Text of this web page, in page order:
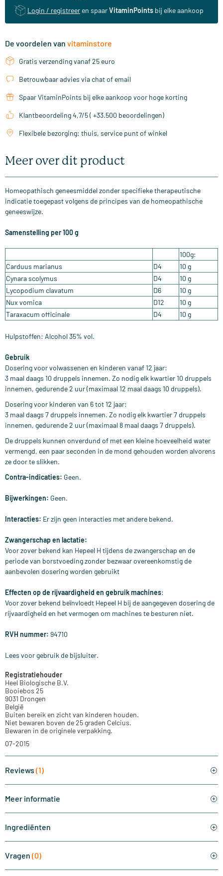
Login / registreer en spaarVitaminPoints bij elke aankoop
De voordelen van vitaminstore
Gratis verzending vanaf 25 euro
Betrouwbaar advies via chat of email
Spaar VitaminPoints bij elke aankoop voor hoge korting
Klantbeoordeling 4,7/5 ( +33.500 beoordelingen)
Flexibele bezorging: thuis, service punt of winkel
Meer over dit product
Homeopathisch geneesmiddel zonder specifieke therapeutische
indicatie toegepast volgens de principes van de homeopathische
geneeswijze.
Samenstelling per 100 g
100g:
Carduus marianus
D4
10 g
Cynara scolymus
D4
10 g
Lycopodium clavatum
D6
10 g
Nux vomica
D12
10 g
Taraxacum officinale
D4 10 g
Hulpstoffen: Alcohol 35% vol.
Gebruik
Dosering voor volwassenen en kinderen vanaf 12 jaar:
3 maal daags 10 druppels innemen. Zo nodig elk kwartier 10 druppels
innemen, gedurende 2 uur (maximaal 12 maal daags 10 druppels).
Dosering voor kinderen van 6 tot 12 jaar:
3 maal daags 7 druppels innemen. Zo nodig elk kwartier 7 druppels
innemen, gedurende 2 uur (maximaal 8 maal daags 7 druppels).
De druppels kunnen onverdund of met een kleine hoeveelheid water
vermengd, een paar seconden in de mond gehouden worden alvorens
ze door te slikken.
Contra-indicaties: Geen.
Bijwerkingen: Geen.
Interacties: Er zijn geen interacties met andere bekend.
Zwangerschap en lactatie:
Voor zover bekend kan Hepeel H tijdens de zwangerschap en de
periode van borstvoeding zonder bezwaar overeenkomstig de
aanbevolen dosering worden gebruikt
Effecten op de rijvaardigheid en gebruik machines:
Voor zover bekend beïnvloedt Hepeel H bij de aangegeven dosering de
rijvaardigheid en het vermogen om machines te besturen niet.
RVH nummer: 94710
Lees voor gebruik de bijsluiter.
Registratiehouder
Heel Biologische B.V.
Booiebos 25
9031 Drongen
België
Buiten bereik en zicht van kinderen houden.
Niet bewaren boven de 25 graden Celcius.
Bewaren in de originele verpakking.
07-2015
Reviews (1)
Meer informatie
Ingrediënten
Vragen (0)